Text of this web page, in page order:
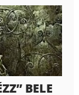
BELE